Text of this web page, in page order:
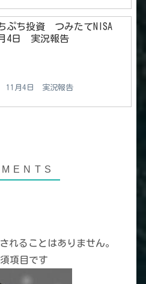
ぷち投資 つみたてNISA
4日 実況報告
11月4日 実況報告
れることはありません。
項目です